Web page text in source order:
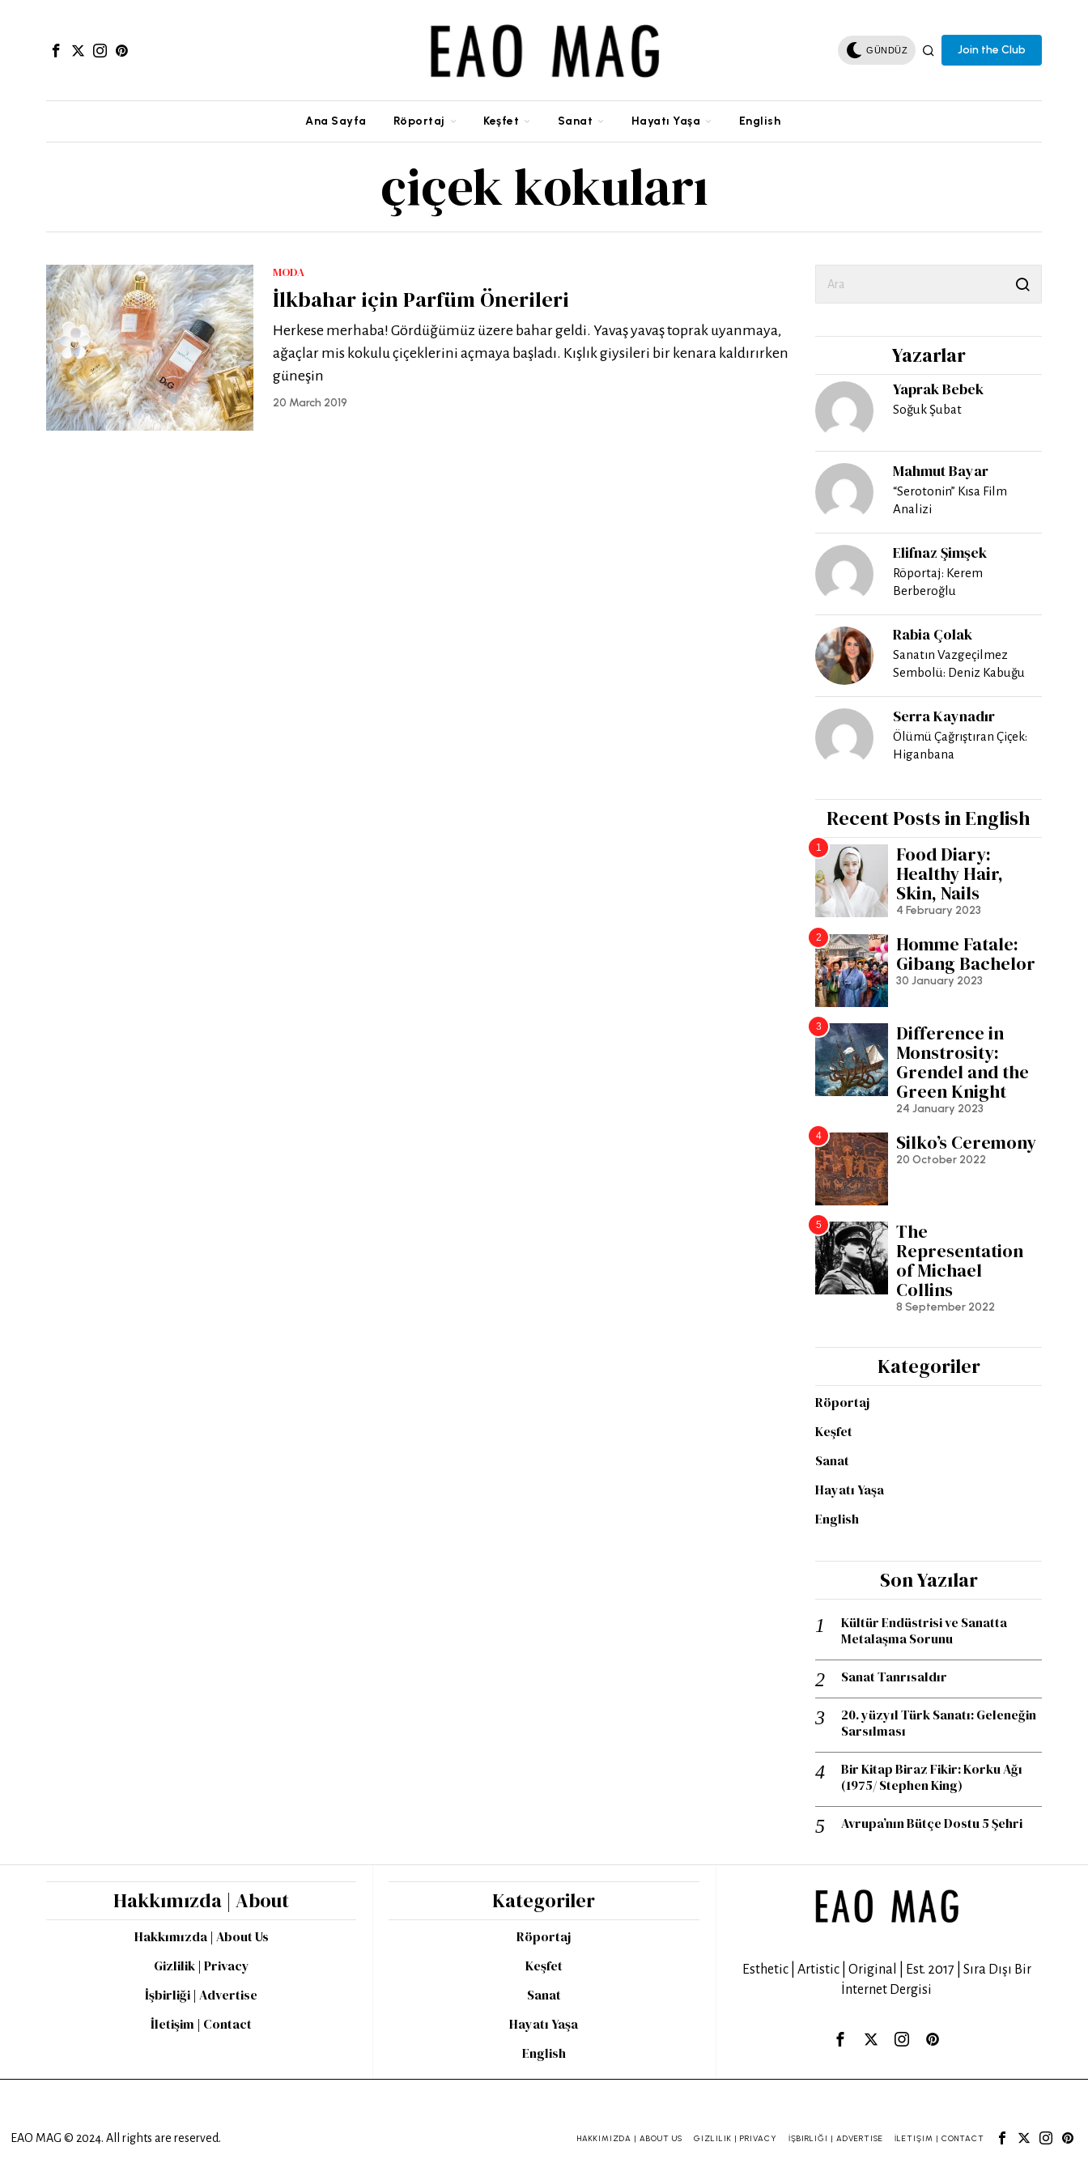
GÜNDÜZ Join the Club
Ana Sayfa Röportaj Keşfet Sanat Hayatı Yaşa English
çiçek kokuları
MODA
İlkbahar için Parfüm Önerileri
Herkese merhaba! Gördüğümüz üzere bahar geldi. Yavaş yavaş toprak uyanmaya,
ağaçlar mis kokulu çiçeklerini açmaya başladı. Kışlık giysileri bir kenara kaldırırken
güneşin
20 March 2019
Yazarlar
Yaprak Bebek
Soğuk Şubat
Mahmut Bayar
“Serotonin” Kısa Film
Analizi
Elifnaz Şimşek
Röportaj: Kerem
Berberoğlu
Rabia Çolak
Sanatın Vazgeçilmez
Sembolü: Deniz Kabuğu
Serra Kaynadır
Ölümü Çağrıştıran Çiçek:
Higanbana
Recent Posts in English
1
Food Diary:
Healthy Hair,
Skin, Nails
4 February 2023
2
Homme Fatale:
Gibang Bachelor
30 January 2023
3
Difference in
Monstrosity:
Grendel and the
Green Knight
24 January 2023
4 Silko’s Ceremony
20 October 2022
5
The
Representation
of Michael
Collins
8 September 2022
Kategoriler
Röportaj
Keşfet
Sanat
Hayatı Yaşa
English
Son Yazılar
Kültür Endüstrisi ve Sanatta
Metalaşma Sorunu
Sanat Tanrısaldır
20. yüzyıl Türk Sanatı: Geleneğin
Sarsılması
Bir Kitap Biraz Fikir: Korku Ağı
(1975/ Stephen King)
Avrupa’nın Bütçe Dostu 5 Şehri
Hakkımızda | About
Hakkımızda | About Us
Gizlilik | Privacy
İşbirliği | Advertise
İletişim | Contact
Kategoriler
Röportaj
Keşfet
Sanat
Hayatı Yaşa
English
Esthetic | Artistic | Original | Est. 2017 | Sıra Dışı Bir
İnternet Dergisi
EAO MAG © 2024. All rights are reserved. HAKKIMIZDA | ABOUT US GIZLILIK | PRIVACY İŞBIRLIĞI | ADVERTISE İLETIŞIM | CONTACT